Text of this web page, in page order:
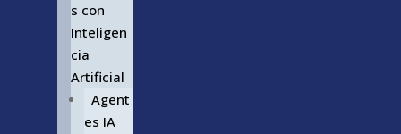
s con
Inteligen
cia
Artificial
Agent
es IA